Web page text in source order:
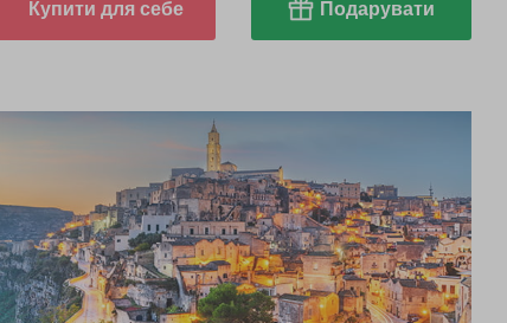
Купити для себе Подарувати